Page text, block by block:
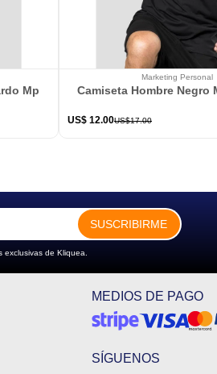
Mp 114363
Marketing Personal
Camiseta Hombre Negro
US$17.00
US$ 12.00
SUSCRIBIRME
exclusivas de Kliquea.
MEDIOS DE PAGO
SÍGUENOS